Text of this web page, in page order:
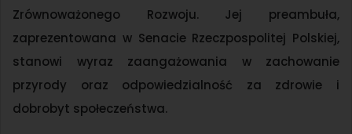
Zrównoważonego Rozwoju. Jej preambuła,
zaprezentowana w Senacie Rzeczpospolitej Polskiej,
stanowi wyraz zaangażowania w zachowanie
przyrody oraz odpowiedzialność za zdrowie i
dobrobyt społeczeństwa.